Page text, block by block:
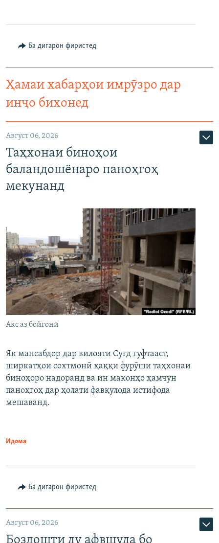
Ба дигарон фиристед
Ҳамаи хабарҳои имрӯзро дар
инҷо бихонед
Август 06, 2026
Таҳхонаи биноҳои
баландошёнаро паноҳгоҳ
мекунанд
Акс аз бойгонӣ
Як мансабдор дар вилояти Суғд гуфтааст,
ширкатҳои сохтмонӣ ҳаққи фурӯши таҳхонаи
биноҳоро надоранд ва ин маконҳо ҳамчун
паноҳгоҳ дар ҳолати фавқулода истифода
мешаванд.
Идома
Ба дигарон фиристед
Август 06, 2026